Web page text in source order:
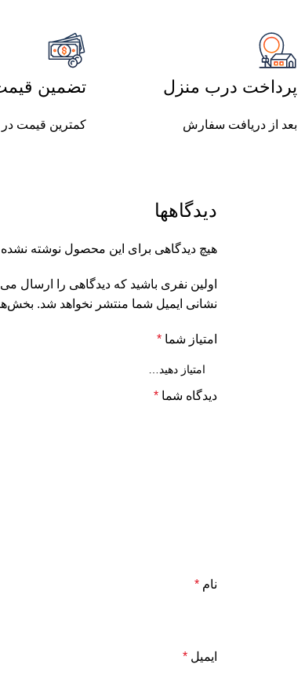
پرداخت درب منزل
بعد از دریافت سفارش
تضمین
کمترین قیمت
دیدگاهها
هیچ دیدگاهی برای این محصول نوشته
اولین نفری باشید که دیدگاهی را ارسال
نشانی ایمیل شما منتشر نخواهد شد.
امتیاز شما *
دیدگاه شما *
نام *
ایمیل *